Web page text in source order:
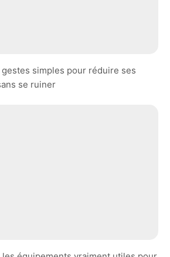
gestes simples pour réduire ses
se ruiner